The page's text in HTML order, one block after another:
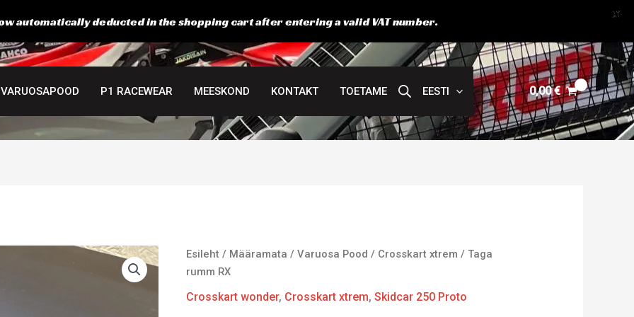
VARUOSAPOOD P1 RACEWEAR MEESKOND KONTAKT TOETAME EESTI 0,00€
Esileht / Määramata /Varuosa Pood / Crosskart xtrem / Taga
rumm RX
Crosskart wonder, Crosskart xtrem,Skidcar 250 Proto
Taga
rumm
RX
automatically deducted in the shopping cart after entering a valid VAT number. X